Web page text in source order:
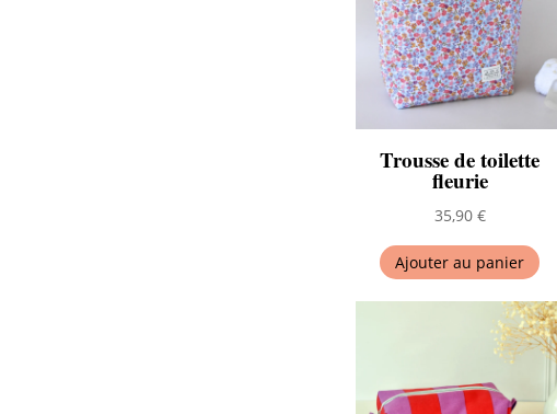
Trousse de toilette
fleurie
35,90 €
Ajouter au panier